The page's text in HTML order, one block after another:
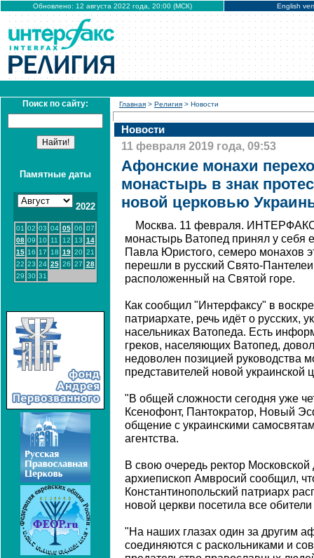
Обновлено: 12 августа 2022 года, 20:00 (МСК) English
Поиск по сайту:
Памятные даты
2022
01 02 03 04 05 06 07
08 09 10 11 12 13 14
15 16 17 18 19 20 21
22 23 24 25 26 27 28
29 30 31
Главная > Религия > Новости
Новости
11 февраля 2019 года, 09:53
Афонские монахи
монастырь в знак
новой церковью
Москва. 11 февраля. ИНТЕРФАКС
монастырь Ватопед принял у себя
Павла Юристого, семеро монахов
перешли в русский Свято-
расположенный на Святой горе.
Как сообщил "Интерфаксу" в
патриархате, речь идёт о русских,
насельниках Ватопеда. Есть
греков, населяющих Ватопед,
недоволен позицией руководства
представителей новой украинской
"В общей сложности сегодня уже
Ксенофонт, Пантократор, Новый
общение с украинскими
агентства.
В свою очередь ректор
архиепископ Амвросий сообщил,
Константинопольский патриарх
новой церкви посетила все
"На наших глазах один за другим
соединяются с раскольниками и